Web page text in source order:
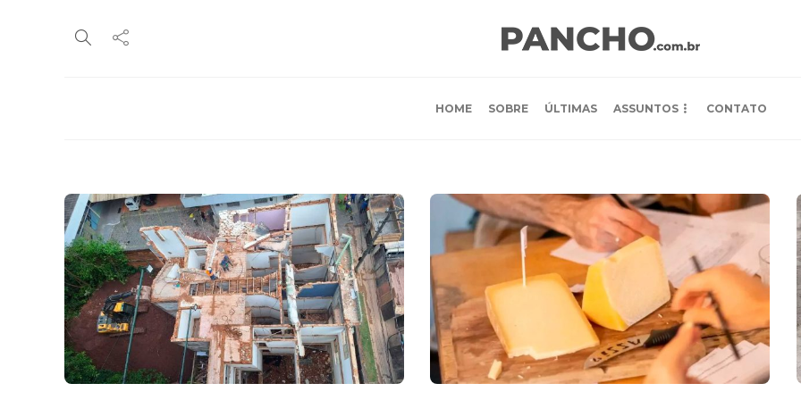
HOME SOBRE ÚLTIMAS ASSUNTOS CONTATO